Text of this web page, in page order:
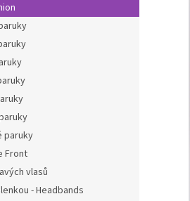
paruky
Front
vlasů
- Headbands